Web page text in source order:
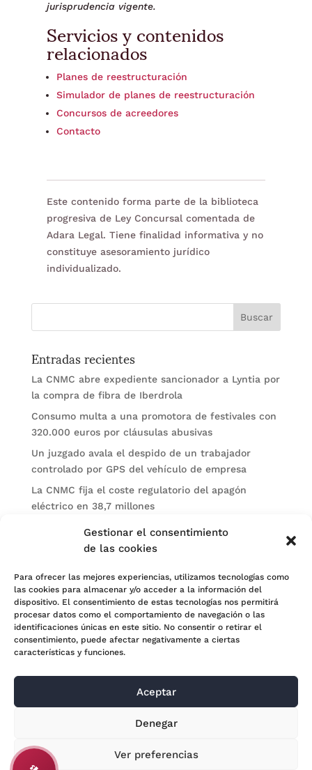
Gestionar el consentimiento
de las cookies
Para ofrecer las mejores experiencias, utilizamos tecnologías como
las cookies para almacenar y/o acceder a la información del
dispositivo. El consentimiento de estas tecnologías nos permitirá
procesar datos como el comportamiento de navegación o las
identificaciones únicas en este sitio. No consentir o retirar el
consentimiento, puede afectar negativamente a ciertas
características y funciones.
Aceptar
Denegar
Ver preferencias
jurisprudencia vigente.
Servicios y contenidos
relacionados
Planes de reestructuración
Simulador de planes de reestructuración
Concursos de acreedores
Contacto
Este contenido forma parte de la biblioteca
progresiva de Ley Concursal comentada de
Adara Legal. Tiene finalidad informativa y no
constituye asesoramiento jurídico
individualizado.
Entradas recientes
La CNMC abre expediente sancionador a Lyntia por
la compra de fibra de Iberdrola
Consumo multa a una promotora de festivales con
320.000 euros por cláusulas abusivas
Un juzgado avala el despido de un trabajador
controlado por GPS del vehículo de empresa
La CNMC fija el coste regulatorio del apagón
eléctrico en 38,7 millones
El BOE publica sanciones de la CNMV a Soltec y
Categorías
Actualidad
Noticias Jurídicas
Subastas
Aviso Legal